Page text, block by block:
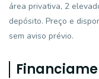
área privativa, 2
depósito. Preço e
sem aviso prévio.